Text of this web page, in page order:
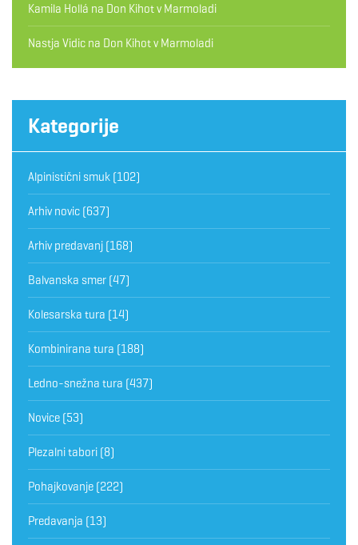
Kamila Hollá na Don Kihot v Marmoladi
Nastja Vidic na Don Kihot v Marmoladi
Kategorije
Alpinistični smuk (102)
Arhiv novic (637)
Arhiv predavanj (168)
Balvanska smer (47)
Kolesarska tura (14)
Kombinirana tura (188)
Ledno-snežna tura (437)
Novice (53)
Plezalni tabori (8)
Pohajkovanje (222)
Predavanja (13)